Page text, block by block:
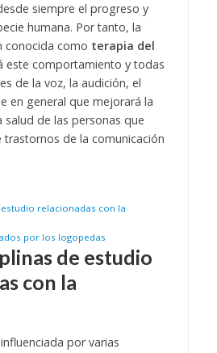
siempre el progreso y
humana. Por tanto, la
conocida como terapia del
este comportamiento y todas
de la voz, la audición, el
en general que mejorará la
salud de las personas que
de la comunicación
relacionadas con la
por los logopedas
de estudio
con la
por varias